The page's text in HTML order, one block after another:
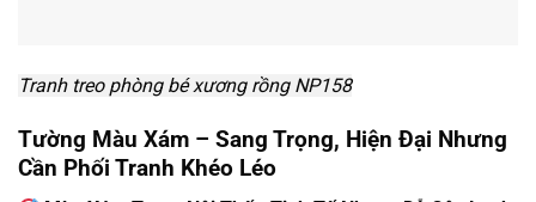
Tranh treo phòng bé xương rồng NP158
Tường Màu Xám – Sang Trọng, Hiện Đại Nhưng
Cần Phối Tranh Khéo Léo